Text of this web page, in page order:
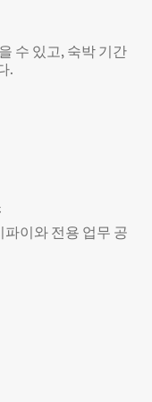
수 있고, 숙박 기간
.
이와 전용 업무 공